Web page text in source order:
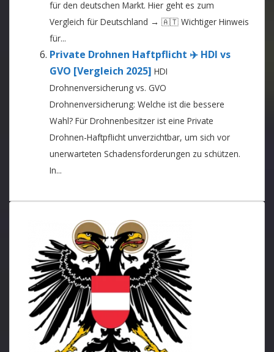
für den deutschen Markt. Hier geht es zum
Vergleich für Deutschland → 🇦🇹 Wichtiger Hinweis
für...
Private Drohnen Haftpflicht ✈️ HDI vs
GVO [Vergleich 2025] HDI
Drohnenversicherung vs. GVO
Drohnenversicherung: Welche ist die bessere
Wahl? Für Drohnenbesitzer ist eine Private
Drohnen-Haftpflicht unverzichtbar, um sich vor
unerwarteten Schadensforderungen zu schützen.
In...